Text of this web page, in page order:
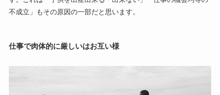
不成立」もその原因の一部だと思います。
仕事で肉体的に厳しいはお互い様